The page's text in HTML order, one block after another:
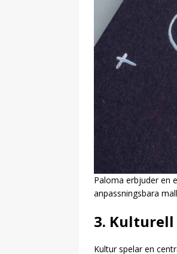
Paloma erbjuder en
anpassningsbara
3. Kulturell
Kultur spelar en